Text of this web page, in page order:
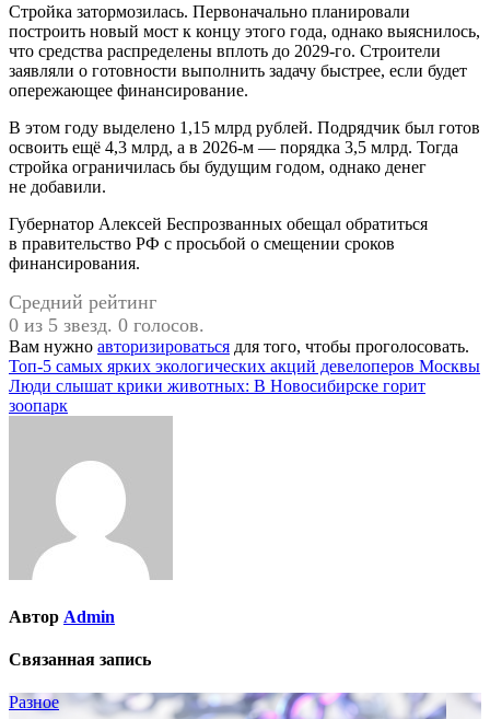
Стройка затормозилась. Первоначально планировали
построить новый мост к концу этого года, однако выяснилось,
что средства распределены вплоть до 2029-го. Строители
заявляли о готовности выполнить задачу быстрее, если будет
опережающее финансирование.
В этом году выделено 1,15 млрд рублей. Подрядчик был готов
освоить ещё 4,3 млрд, а в 2026-м — порядка 3,5 млрд. Тогда
стройка ограничилась бы будущим годом, однако денег
не добавили.
Губернатор Алексей Беспрозванных обещал обратиться
в правительство РФ с просьбой о смещении сроков
финансирования.
Средний рейтинг
0 из 5 звезд. 0 голосов.
Вам нужно авторизироваться для того, чтобы проголосовать.
Навигация
по
Топ-5 самых ярких экологических акций девелоперов Москвы
Люди слышат крики животных: В Новосибирске горит
зоопарк
Автор Admin
Связанная запись
Разное